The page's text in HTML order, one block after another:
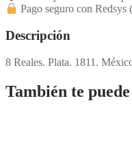
Pago seguro con Redsys
Descripción
8 Reales. Plata. 1811.
También te